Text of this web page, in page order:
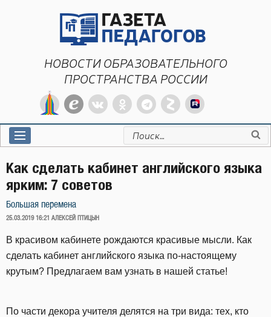
НОВОСТИ ОБРАЗОВАТЕЛЬНОГО
ПРОСТРАНСТВА РОССИИ
Искать:
Как сделать кабинет английского языка
ярким: 7 советов
Большая перемена
ОПУБЛИКОВАНО
25.03.2019 16:21 АЛЕКСЕЙ ПТИЦЫН
В красивом кабинете рождаются красивые мысли. Как
сделать кабинет английского языка по-настоящему
крутым? Предлагаем вам узнать в нашей статье!
По части декора учителя делятся на три вида: тех, кто